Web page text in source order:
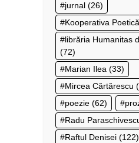
jurnal (26)
Kooperativa Poetică
librăria Humanitas
(72)
Marian Ilea (33)
Mircea Cărtărescu
poezie (62)
Radu
Raftul Denisei (122)